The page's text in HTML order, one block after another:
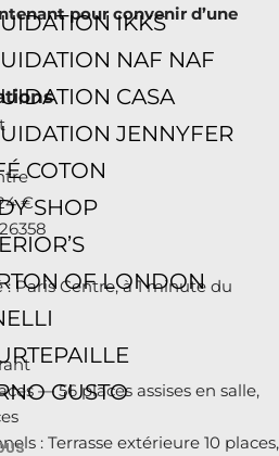
IKKS
NAF NAF
CASA
JENNYFER
COTON
SHOP
OF LONDON
GUSTO
pour convenir d’une
€
Paris Centre, à 1 minute du
— 56 places assises en salle,
: Terrasse extérieure 10 places,